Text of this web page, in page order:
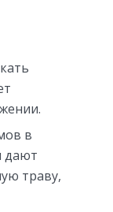
в
дают
траву,